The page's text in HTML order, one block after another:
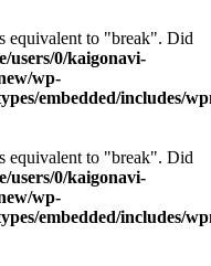
equivalent to "break". Did
users/0/kaigonavi-
wp-
embedded/includes/
equivalent to "break". Did
users/0/kaigonavi-
wp-
embedded/includes/